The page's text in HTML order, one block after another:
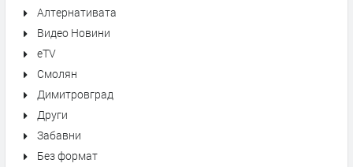
Алтернативата
Видео Новини
eTV
Смолян
Димитровград
Други
Забавни
Без формат